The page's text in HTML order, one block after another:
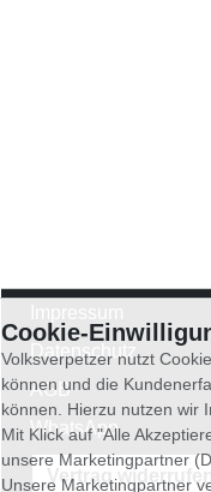
Datenschutz
AGB
WhatsApp
Vertrag widerrufen
Cookie-
Volksverpetzer nutzt
können und die
können. Hierzu nutzen wir
Mit Klick auf "Alle
unsere Marketingpartner
Unsere Marketingpartner